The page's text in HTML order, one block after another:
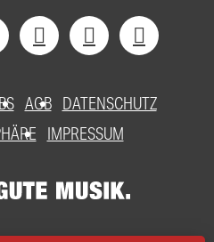
AGB DATENSCHUTZ
IMPRESSUM